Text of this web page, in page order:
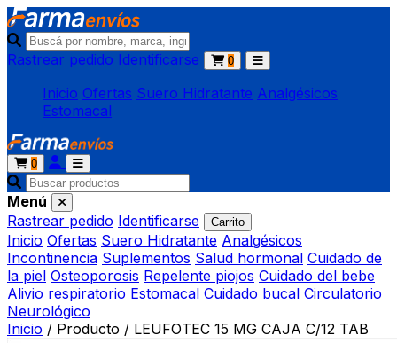
Rastrear pedido Identificarse 0
Inicio Ofertas Suero Hidratante Analgésicos
Estomacal
0
Menú
Rastrear pedido Identificarse Carrito
Inicio Ofertas Suero Hidratante Analgésicos
Incontinencia Suplementos Salud hormonal Cuidado de
la piel Osteoporosis Repelente piojos Cuidado del bebe
Alivio respiratorio Estomacal Cuidado bucal Circulatorio
Neurológico
Inicio / Producto / LEUFOTEC 15 MG CAJA C/12 TAB